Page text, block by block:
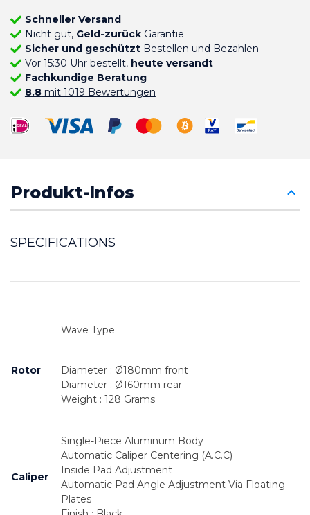
Schneller Versand
Nicht gut, Geld-zurückGarantie
Sicher und geschütztBestellen und Bezahlen
Vor 15:30 Uhr bestellt, heute versandt
Fachkundige Beratung
8.8mit 1019 Bewertungen
Produkt-Infos
SPECIFICATIONS
Rotor
Wave Type
Diameter : Ø180mm front
Diameter : Ø160mm rear
Weight : 128 Grams
Caliper
Single-Piece Aluminum Body
Automatic Caliper Centering (A.C.C)
Inside Pad Adjustment
Automatic Pad Angle Adjustment Via Floating
Plates